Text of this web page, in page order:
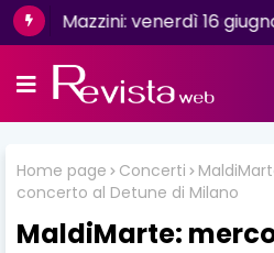
Mazzini: venerdì 16
Home page Concerti
concerto al Detune di Milano
MaldiMarte: